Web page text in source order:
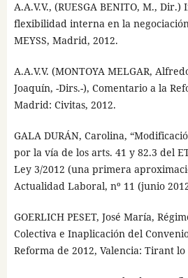
A.A.V.V., (RUESGA BENITO, M.,
flexibilidad interna en la negociación
MEYSS, Madrid, 2012.
A.A.V.V. (MONTOYA MELGAR,
Joaquín, -Dirs.-), Comentario a la
Madrid: Civitas, 2012.
GALA DURÁN, Carolina,
por la vía de los arts. 41 y 82.3 del
Ley 3/2012 (una primera
Actualidad Laboral, nº 11 (junio
GOERLICH PESET, José María,
Colectiva e Inaplicación del
Reforma de 2012, Valencia: Tirant lo